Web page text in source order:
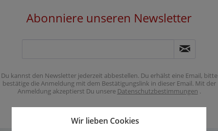
Abonniere unseren Newsletter
Du kannst den Newsletter jederzeit abbestellen. Du erhälst eine Email, bitte
bestätige die Anmeldung mit dem Bestätigungslink in dieser Email. Mit der
Anmeldung akzeptierst Du unsere Datenschutzbestimmungen .
Wir lieben Cookies